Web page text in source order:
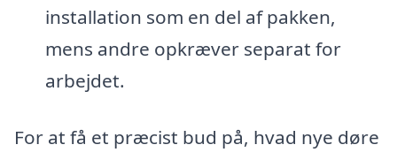
installation som en del af pakken,
mens andre opkræver separat for
arbejdet.
For at få et præcist bud på, hvad nye døre